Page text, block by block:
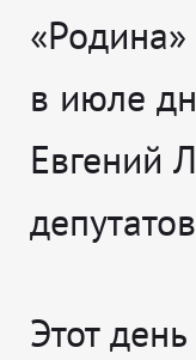
в июле
Евгений
Этот